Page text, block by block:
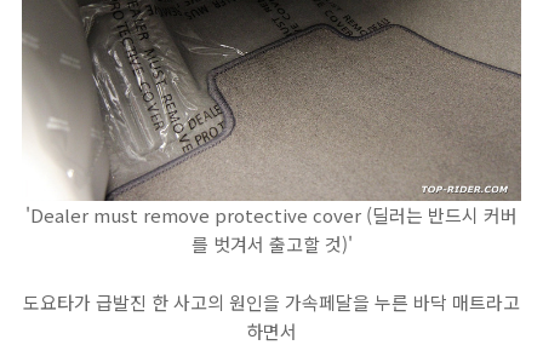
'Dealer must remove protective cover (딜러는 반드시 커버
를 벗겨서 출고할 것)'
도요타가 급발진 한 사고의 원인을 가속페달을 누른 바닥 매트라고
하면서